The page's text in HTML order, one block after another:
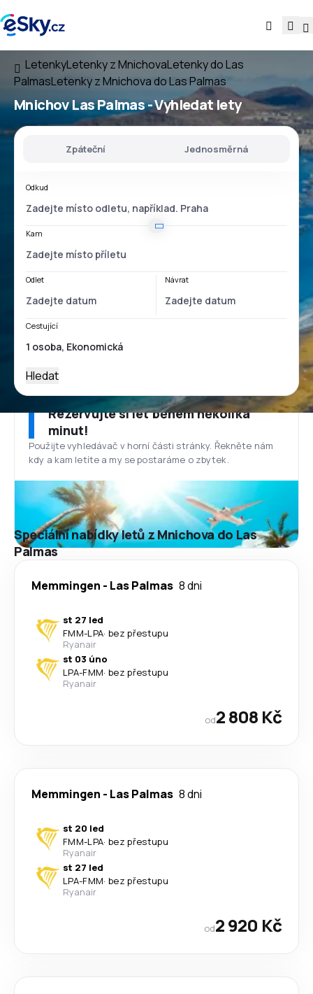
LetenkyLetenky z MnichovaLetenky do Las
PalmasLetenky z Mnichova do Las Palmas
Mnichov Las Palmas- Vyhledat lety
Zpáteční Jednosměrná
Odkud
Kam
Odlet Návrat
Cestující
Hledat
Rezervujte si let během několika
minut!
Použijte vyhledávač v horní části stránky. Řekněte nám
kdy a kam letíte a my se postaráme o zbytek.
Speciální nabídky letů z Mnichova do Las
Palmas
Memmingen - Las Palmas 8 dni
st 27 led
FMM-LPA· bez přestupu
Ryanair
st 03 úno
LPA-FMM· bez přestupu
Ryanair
od2 808 Kč
Memmingen - Las Palmas 8 dni
st 20 led
FMM-LPA· bez přestupu
Ryanair
st 27 led
LPA-FMM· bez přestupu
Ryanair
od2 920 Kč